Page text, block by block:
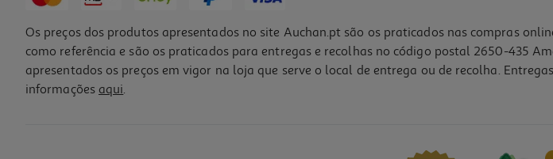
Os preços dos produtos apresentados no site Auchan.pt são os praticados nas compras
como referência e são os praticados para entregas e recolhas no código postal 2650-435
apresentados os preços em vigor na loja que serve o local de entrega ou de recolha.
informações aqui.